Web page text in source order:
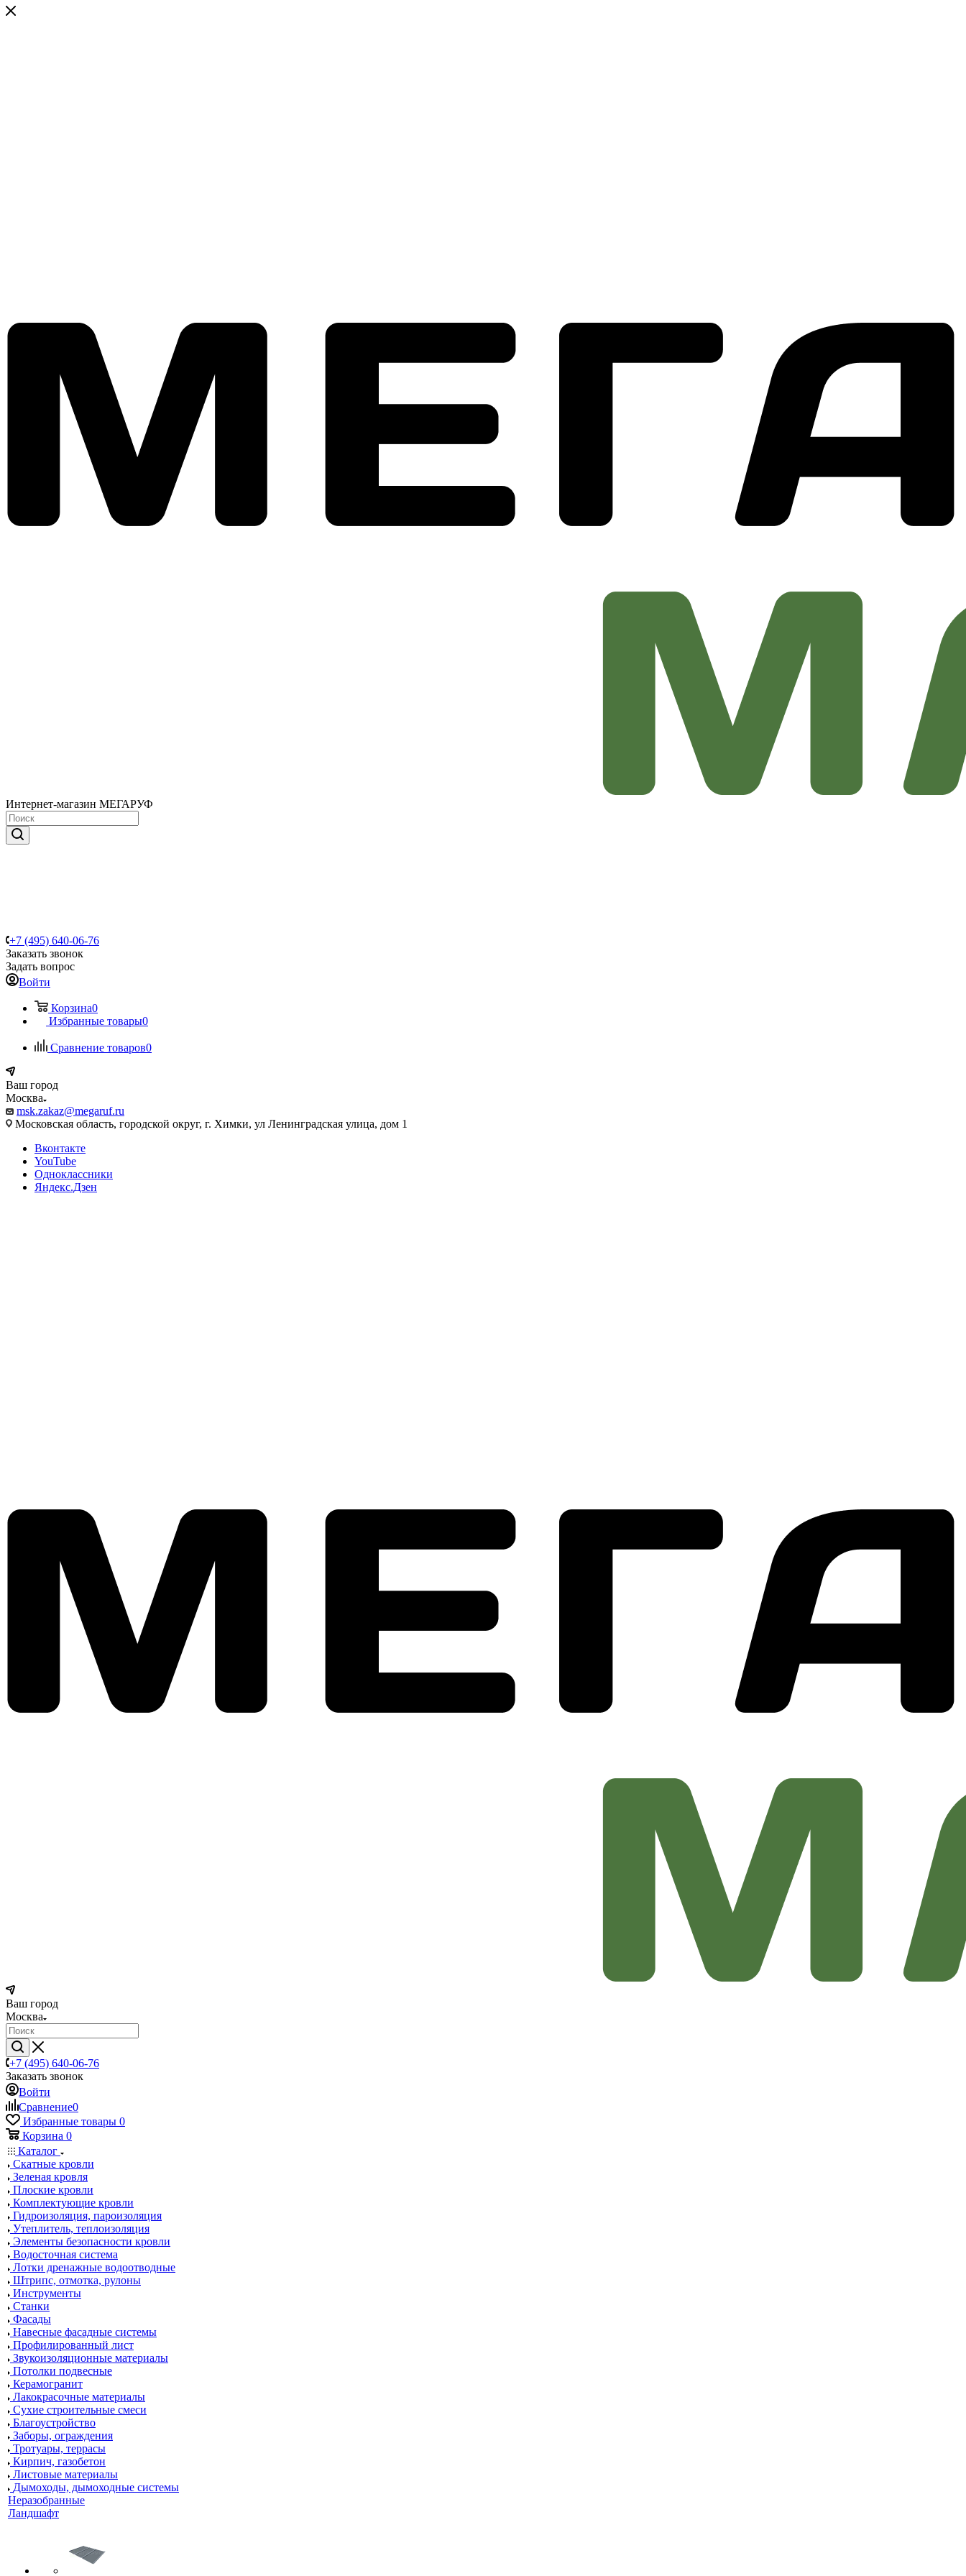
Интернет-магазин МЕГАРУФ
+7 (495) 640-06-76
Заказать звонок
Задать вопрос
Войти
Корзина0
Избранные товары0
Сравнение товаров0
Ваш город
Москва
msk.zakaz@megaruf.ru
Московская область, городской округ, г. Химки, ул Ленинградская улица, дом 1
Вконтакте
YouTube
Одноклассники
Яндекс.Дзен
Ваш город
Москва
+7 (495) 640-06-76
Заказать звонок
Войти
Сравнение0
Избранные товары 0
Корзина 0
Каталог
Скатные кровли
Зеленая кровля
Плоские кровли
Комплектующие кровли
Гидроизоляция, пароизоляция
Утеплитель, теплоизоляция
Элементы безопасности кровли
Водосточная система
Лотки дренажные водоотводные
Штрипс, отмотка, рулоны
Инструменты
Станки
Фасады
Навесные фасадные системы
Профилированный лист
Звукоизоляционные материалы
Потолки подвесные
Керамогранит
Лакокрасочные материалы
Сухие строительные смеси
Благоустройство
Заборы, ограждения
Тротуары, террасы
Кирпич, газобетон
Листовые материалы
Дымоходы, дымоходные системы
Неразобранные
Ландшафт